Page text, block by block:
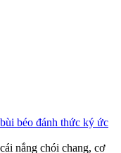
béo đánh thức ký ức
nắng chói chang, cơ